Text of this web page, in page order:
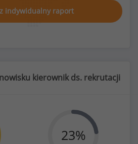
indywidualny raport
kierownik ds. rekrutacji
23%